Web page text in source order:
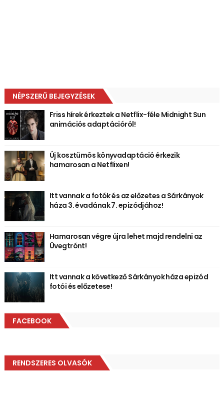
NÉPSZERŰ BEJEGYZÉSEK
Friss hírek érkeztek a Netflix-féle Midnight Sun
animációs adaptációról!
Új kosztümös könyvadaptáció érkezik
hamarosan a Netflixen!
Itt vannak a fotók és az előzetes a Sárkányok
háza 3. évadának 7. epizódjához!
Hamarosan végre újra lehet majd rendelni az
Üvegtrónt!
Itt vannak a következő Sárkányok háza epizód
fotói és előzetese!
FACEBOOK
RENDSZERES OLVASÓK